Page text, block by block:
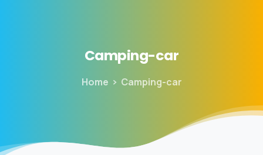
Camping-car
Home Camping-car